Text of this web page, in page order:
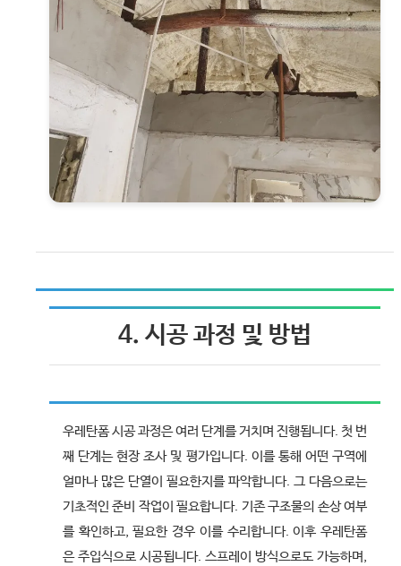
4. 시공 과정 및 방법
우레탄폼 시공 과정은 여러 단계를 거치며 진행됩니다. 첫 번
째 단계는 현장 조사 및 평가입니다. 이를 통해 어떤 구역에
얼마나 많은 단열이 필요한지를 파악합니다. 그 다음으로는
기초적인 준비 작업이 필요합니다. 기존 구조물의 손상 여부
를 확인하고, 필요한 경우 이를 수리합니다. 이후 우레탄폼
은 주입식으로 시공됩니다. 스프레이 방식으로도 가능하며,